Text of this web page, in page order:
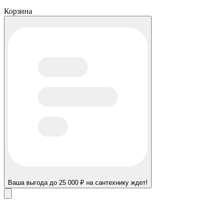
Корзина
Ваша выгода до 25 000 ₽ на сантехнику ждет!